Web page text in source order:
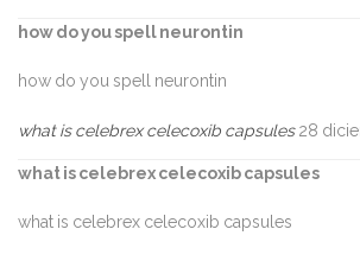
how do you spell neurontin
how do you spell neurontin
what is celebrex celecoxib capsules 28
what is celebrex celecoxib capsules
what is celebrex celecoxib capsules